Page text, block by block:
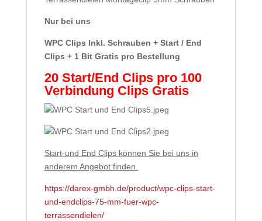
Nur bei uns
WPC Clips Inkl. Schrauben + Start / End
Clips + 1 Bit Gratis pro Bestellung
20 Start/End Clips pro 100
Verbindung Clips Gratis
Start-und End Clips können Sie bei uns in
anderem Angebot finden.
https://darex-gmbh.de/product/wpc-clips-start-
und-endclips-75-mm-fuer-wpc-
terrassendielen/